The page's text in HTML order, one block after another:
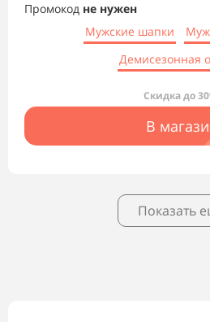
Промокод не нужен
Мужские шапки
Демисезонная
Скидка до
В
Показать